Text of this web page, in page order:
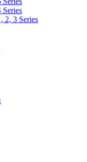
2, 3 Series